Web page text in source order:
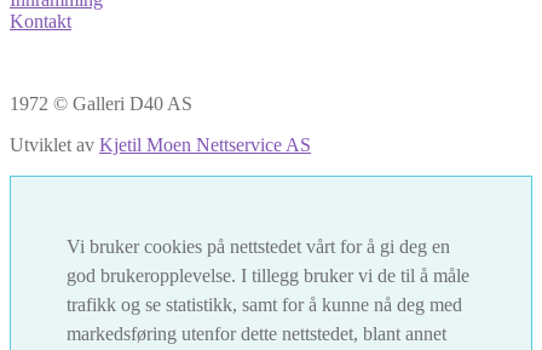
Kontakt
1972 © Galleri D40 AS
Utviklet av Kjetil Moen Nettservice AS
Vi bruker cookies på nettstedet vårt for å gi deg en
god brukeropplevelse. I tillegg bruker vi de til å måle
trafikk og se statistikk, samt for å kunne nå deg med
markedsføring utenfor dette nettstedet, blant annet